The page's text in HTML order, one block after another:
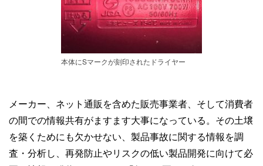
本体にSマークが刻印されたドライヤー
メーカー、ネット通販を含めた販売事業者、そして消費者
の間での情報共有がますます大事になっている。その土壌
を築くためにも欠かせない、製品事故に関する情報を調
査・分析し、再発防止やリスクの低い製品開発に向けて必